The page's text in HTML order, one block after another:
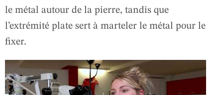
le métal autour de la pierre, tandis que
l’extrémité plate sert à marteler le métal pour le
fixer.